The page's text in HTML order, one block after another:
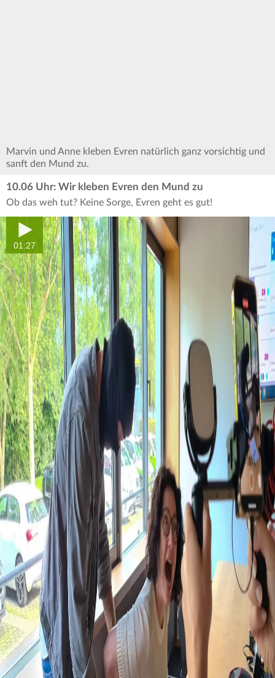
Marvin und Anne kleben Evren natürlich ganz vorsichtig und
sanft den Mund zu.
10.06 Uhr: Wir kleben Evren den Mund zu
Ob das weh tut? Keine Sorge, Evren geht es gut!
01:27